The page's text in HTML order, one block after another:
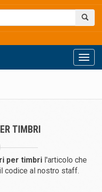
Menu
TIMBRI
per timbril'articolo che
codice al nostro staff.